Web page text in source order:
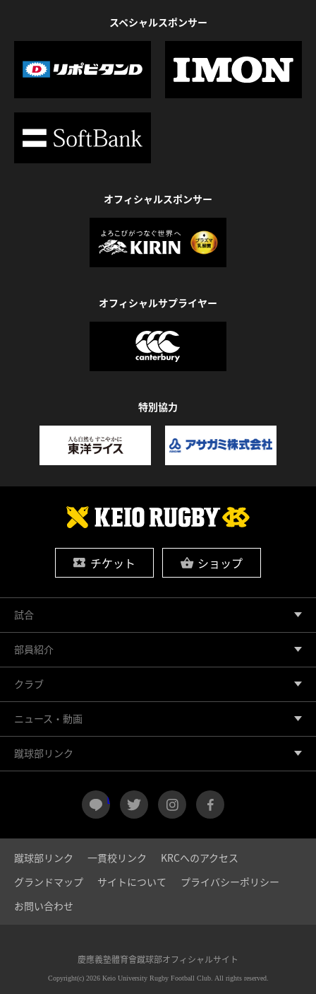
スペシャルスポンサー
オフィシャルスポンサー
オフィシャルサプライヤー
特別協力
チケット ショップ
LINE twitter instagram
試合
部員紹介
クラブ
ニュース・動画
蹴球部リンク
蹴球部リンク 一貫校リンク
KRCへのアクセス
グランドマップ
サイトについて
プライバシーポリシー
お問い合わせ
慶應義塾體育會蹴球部オフィシャルサイト
Copyright(c) 2026 Keio University Rugby Football Club. All rights reserved.